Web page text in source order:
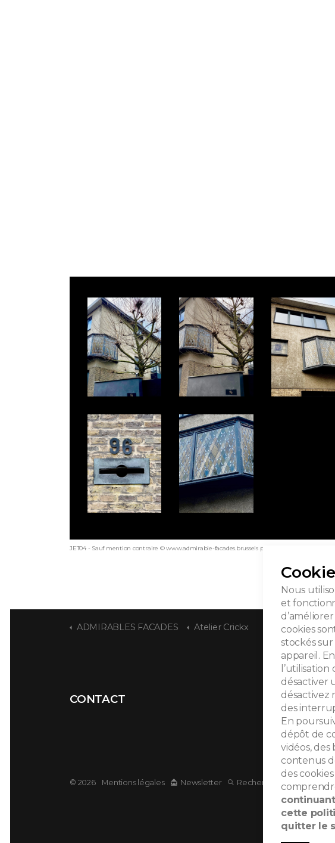
JET04 - Sauf mention contraire © www.admirable-facades.brussels pour toutes les photos
ADMIRABLES FACADES Atelier Crickx
CONTACT
© 2026 Mentions légales Newsletter Recherche
Nous
et
cookies
stockés
appareil.
désactiver
désactivez
des
En
dépôt de
vidéos,
contenus
des
cette
quitter le